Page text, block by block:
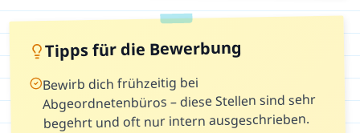
Tipps für die Bewerbung
Bewirb dich frühzeitig bei
Abgeordnetenbüros – diese Stellen sind sehr
begehrt und oft nur intern ausgeschrieben.